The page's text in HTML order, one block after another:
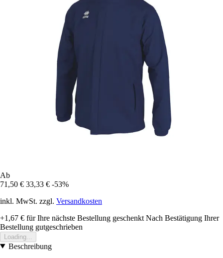
Ab
71,50 € 33,33 € -53%
inkl. MwSt. zzgl. Versandkosten
+1,67 € für Ihre nächste Bestellung geschenkt Nach Bestätigung Ihrer
Bestellung gutgeschrieben
Loading...
Beschreibung